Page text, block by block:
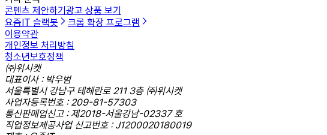
콘텐츠 제안하기 광고 상품 보기
요즘IT 슬랙봇
크롬 확장 프로그램
이용약관
개인정보 처리방침
청소년보호정책
㈜위시켓
대표이사 : 박우범
서울특별시 강남구 테헤란로 211 3층 ㈜위시켓
사업자등록번호 : 209-81-57303
통신판매업신고 : 제2018-서울강남-02337 호
직업정보제공사업 신고번호 : J1200020180019